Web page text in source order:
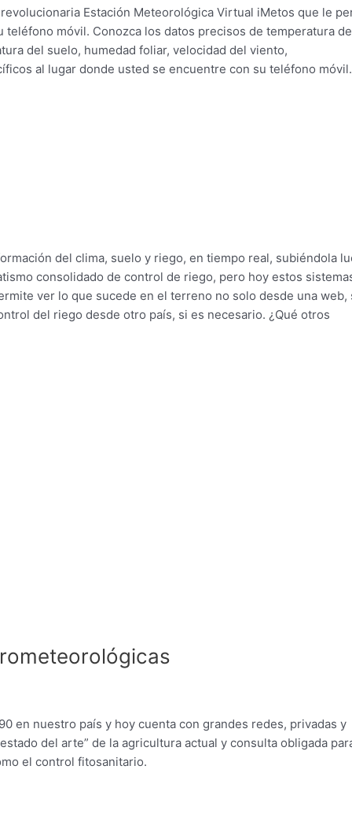
Estación Meteorológica Virtual iMetos que le
móvil. Conozca los datos precisos de temperatura
del suelo, humedad foliar, velocidad del viento,
al lugar donde usted se encuentre con su teléfono móvil.
del clima, suelo y riego, en tiempo real, subiéndola
consolidado de control de riego, pero hoy estos
ver lo que sucede en el terreno no solo desde una web,
del riego desde otro país, si es necesario. ¿Qué otros
en nuestro país y hoy cuenta con grandes redes, privadas y
del arte” de la agricultura actual y consulta obligada
el control fitosanitario.